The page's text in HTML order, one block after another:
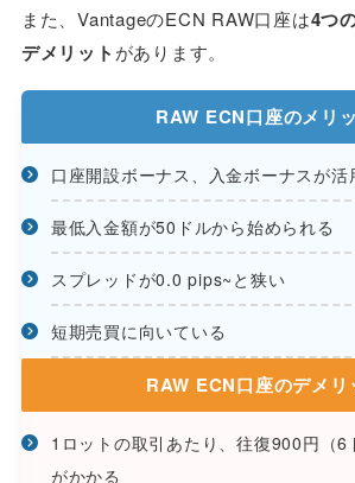
また、VantageのECN RAW口座は4つ
デメリット があります。
RAW ECN口座のメリ
口座開設ボーナス、入金ボーナスが活
最低入金額が50ドルから始められる
スプレッドが0.0 pips~と狭い
短期売買に向いている
RAW ECN口座のデメリ
1ロットの取引あたり、往復900円（6
がかかる